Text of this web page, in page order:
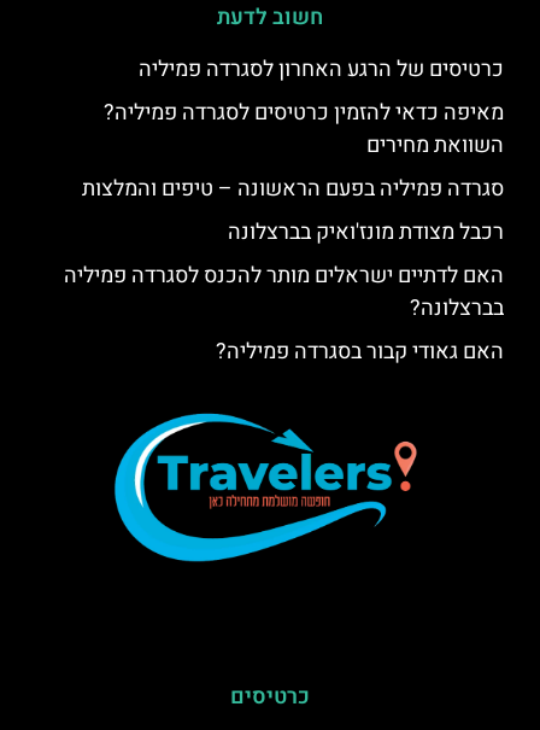
חשוב לדעת
כרטיסים של הרגע האחרון לסגרדה פמיליה
מאיפה כדאי להזמין כרטיסים לסגרדה פמיליה?
השוואת מחירים
סגרדה פמיליה בפעם הראשונה – טיפים והמלצות
רכבל מצודת מונז'ואיק בברצלונה
האם לדתיים ישראלים מותר להכנס לסגרדה פמיליה
בברצלונה?
האם גאודי קבור בסגרדה פמיליה?
כרטיסים